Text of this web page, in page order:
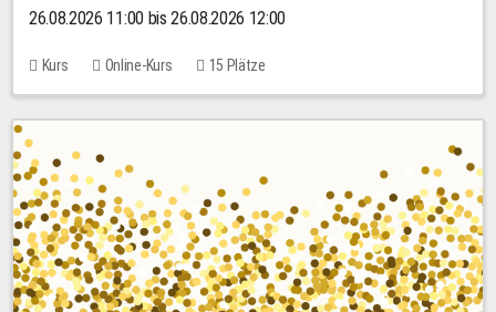
26.08.2026 11:00 bis 26.08.2026 12:00
Kurs Online-Kurs 15 Plätze